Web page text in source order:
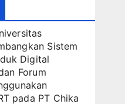
Sistem
Digital
Forum
pada PT Chika